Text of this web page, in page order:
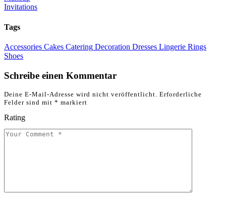
Invitations
Tags
Accessories Cakes Catering Decoration Dresses Lingerie Rings
Shoes
Schreibe einen Kommentar
Deine E-Mail-Adresse wird nicht veröffentlicht. Erforderliche
Felder sind mit * markiert
Rating